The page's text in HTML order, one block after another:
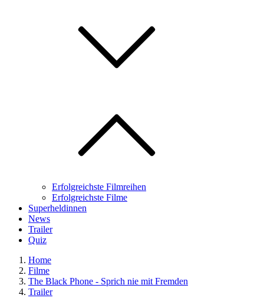
Erfolgreichste Filmreihen
Erfolgreichste Filme
Superheldinnen
News
Trailer
Quiz
Home
Filme
The Black Phone - Sprich nie mit Fremden
Trailer